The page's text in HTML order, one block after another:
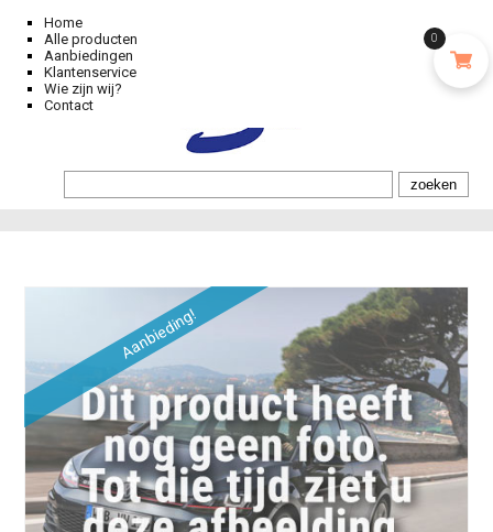
Home
Alle producten
Aanbiedingen
Klantenservice
Wie zijn wij?
Contact
Aanbieding!
0